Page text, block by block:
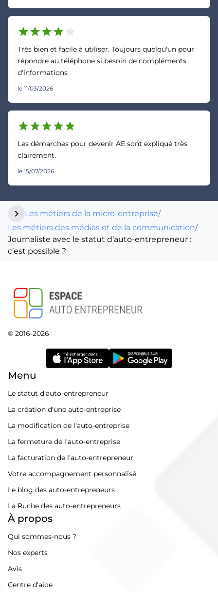
starstarstarstar star
Très bien et facile à utiliser. Toujours quelqu'un pour
répondre au téléphone si besoin de compléments
d'informations
le 11/03/2026
starstarstarstarstar
Les démarches pour devenir AE sont expliqué très
clairement.
le 15/07/2026
chevron_right Les métiers de la micro-entreprise/
Les métiers des médias et de la communication/
Journaliste avec le statut d’auto-entrepreneur :
c’est possible ?
© 2016-2026
Menu
Le statut d'auto-entrepreneur
La création d'une auto-entreprise
La modification de l'auto-entreprise
La fermeture de l'auto-entreprise
La facturation de l'auto-entrepreneur
Votre accompagnement personnalisé
Le blog des auto-entrepreneurs
La Ruche des auto-entrepreneurs
À propos
Qui sommes-nous ?
Nos experts
Avis
Centre d'aide